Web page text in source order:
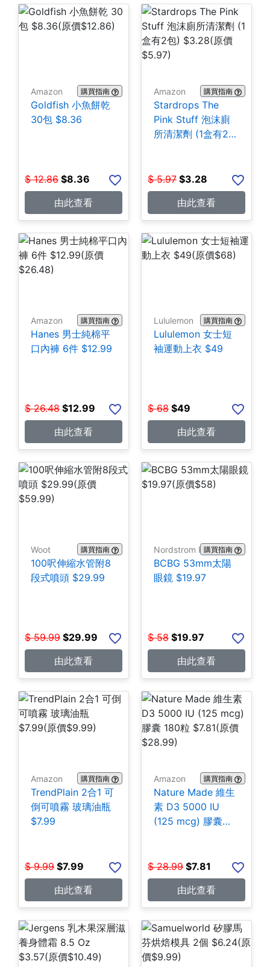
Amazon 購買指南
Goldfish 小魚餅乾
30包 $8.36
$ 12.86 $8.36
由此查看
Amazon 購買指南
Stardrops The
Pink Stuff 泡沫廁
所清潔劑 (1盒有2
$ 5.97 $3.28
由此查看
Amazon 購買指南
Hanes 男士純棉平
口內褲 6件 $12.99
$ 26.48 $12.99
由此查看
Lululemon 購買指南
Lululemon 女士短
袖運動上衣 $49
$ 68 $49
由此查看
Woot 購買指南
100呎伸縮水管附8
段式噴頭 $29.99
$ 59.99 $29.99
由此查看
Nordstrom Rack購買指南
BCBG 53mm太陽
眼鏡 $19.97
$ 58 $19.97
由此查看
Amazon 購買指南
TrendPlain 2合1 可
倒可噴霧 玻璃油瓶
$7.99
$ 9.99 $7.99
由此查看
Amazon 購買指南
Nature Made 維生
素 D3 5000 IU
(125 mcg) 膠囊
$ 28.99 $7.81
由此查看